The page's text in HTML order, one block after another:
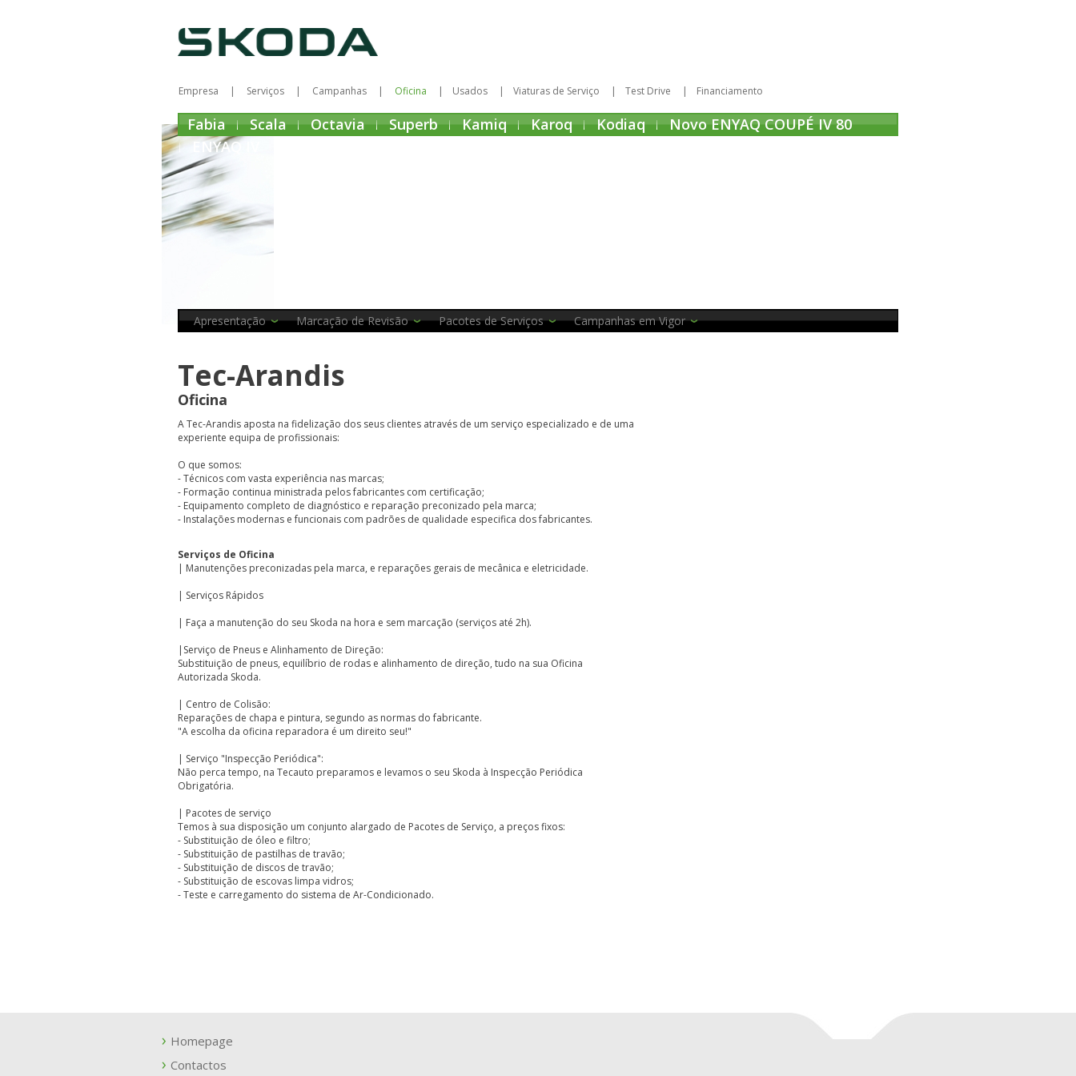
Empresa Serviços Campanhas Oficina Usados Viaturas de Serviço Test Drive Financiamento
Fabia Scala Octavia Superb Kamiq Karoq Kodiaq
Novo ENYAQ COUPÉ IV 80
ENYAQ IV
Apresentação Marcação de Revisão Pacotes de Serviços Campanhas em Vigor
Tec-Arandis
Oficina
A Tec-Arandis aposta na fidelização dos seus clientes através de um serviço especializado e de uma
experiente equipa de profissionais:
O que somos:
- Técnicos com vasta experiência nas marcas;
- Formação continua ministrada pelos fabricantes com certificação;
- Equipamento completo de diagnóstico e reparação preconizado pela marca;
- Instalações modernas e funcionais com padrões de qualidade especifica dos fabricantes.
Serviços de Oficina
| Manutenções preconizadas pela marca, e reparações gerais de mecânica e eletricidade.
| Serviços Rápidos
| Faça a manutenção do seu Skoda na hora e sem marcação (serviços até 2h).
|Serviço de Pneus e Alinhamento de Direção:
Substituição de pneus, equilíbrio de rodas e alinhamento de direção, tudo na sua Oficina
Autorizada Skoda.
| Centro de Colisão:
Reparações de chapa e pintura, segundo as normas do fabricante.
"A escolha da oficina reparadora é um direito seu!"
| Serviço "Inspecção Periódica":
Não perca tempo, na Tecauto preparamos e levamos o seu Skoda à Inspecção Periódica
Obrigatória.
| Pacotes de serviço
Temos à sua disposição um conjunto alargado de Pacotes de Serviço, a preços fixos:
- Substituição de óleo e filtro;
- Substituição de pastilhas de travão;
- Substituição de discos de travão;
- Substituição de escovas limpa vidros;
- Teste e carregamento do sistema de Ar-Condicionado.
Homepage
Contactos